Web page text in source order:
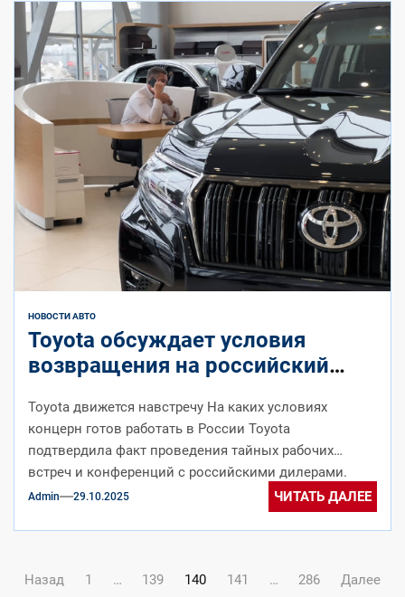
НОВОСТИ АВТО
Toyota обсуждает условия
возвращения на российский
2025 года
Toyota движется навстречу На каких условиях
концерн готов работать в России Toyota
подтвердила факт проведения тайных рабочих
встреч и конференций с российскими дилерами.
Однако на...
Admin 29.10.2025 ЧИТАТЬ ДАЛЕЕ
Навигация
Назад 1 … 139 140 141 … 286 Далее